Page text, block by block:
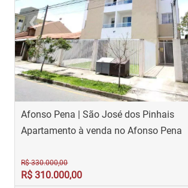
‹Previous
Afonso Pena | São José dos Pinhais
Apartamento à venda no Afonso Pena
R$ 330.000,00
R$ 310.000,00